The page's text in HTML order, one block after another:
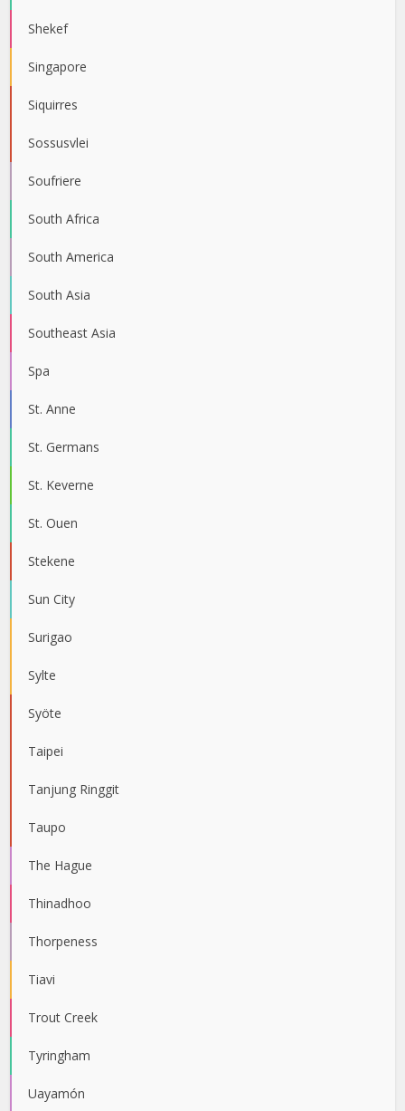
Shekef
Singapore
Siquirres
Sossusvlei
Soufriere
South Africa
South America
South Asia
Southeast Asia
Spa
St. Anne
St. Germans
St. Keverne
St. Ouen
Stekene
Sun City
Surigao
Sylte
Syöte
Taipei
Tanjung Ringgit
Taupo
The Hague
Thinadhoo
Thorpeness
Tiavi
Trout Creek
Tyringham
Uayamón